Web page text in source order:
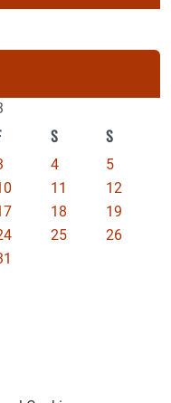
S S
4
5
11
12
18
19
25
26